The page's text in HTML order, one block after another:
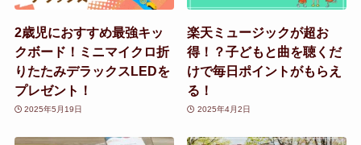
2歳児におすすめ最強キッ
クボード！ミニマイクロ折
りたたみデラックスLEDを
プレゼント！
2025年5月19日
楽天ミュージックが超お
得！？子どもと曲を聴くだ
けで毎日ポイントがもらえ
る！
2025年4月2日